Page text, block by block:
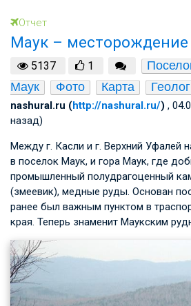
Отчет
Маук – месторождение
5137 1
Маук
Фото Карта
nashural.ru (http://nashural.ru/) ,
назад)
Между г. Касли и г. Верхний Уфалей
в поселок Маук, и гора Маук, где
промышленный полудрагоценный
(змеевик), медные руды. Основан
ранее был важным пунктом в
края. Теперь знаменит Маукским